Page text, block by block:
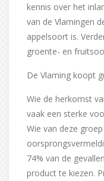
kennis over het
van de Vlamingen
appelsoort is.
groente- en
De Vlaming koopt
Wie de herkomst
vaak een sterke
Wie van deze
74% van de
product te kiezen.